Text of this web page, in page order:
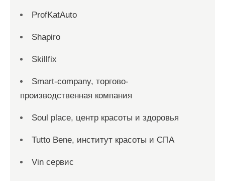
ProfKatAuto
Shapiro
Skillfix
Smart-company, торгово-
производственная компания
Soul place, центр красоты и здоровья
Tutto Bene, институт красоты и СПА
Vin сервис